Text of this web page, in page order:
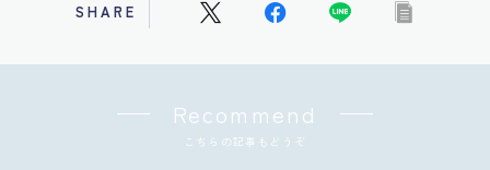
SHARE
Recommend
こちらの記事もどうぞ